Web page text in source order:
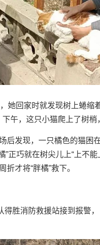
她回家时就发现树上蜷缩
午，这只小猫爬上了树梢
后发现，一只橘色的猫困
”正巧就在树尖儿上“上不
才将“胖橘”救下。
得胜消防救援站接到报警